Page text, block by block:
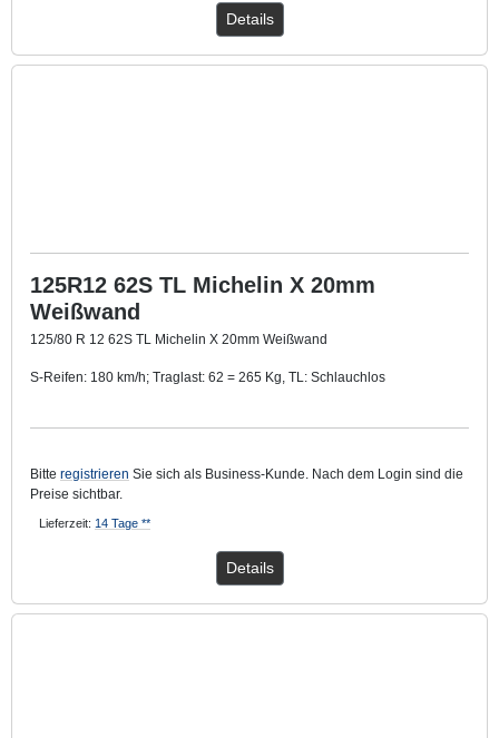
Details
125R12 62S TL Michelin X 20mm
Weißwand
125/80 R 12 62S TL Michelin X 20mm Weißwand
S-Reifen: 180 km/h; Traglast: 62 = 265 Kg, TL: Schlauchlos
Bitte registrieren Sie sich als Business-Kunde. Nach dem Login sind die
Preise sichtbar.
Lieferzeit: 14 Tage **
Details